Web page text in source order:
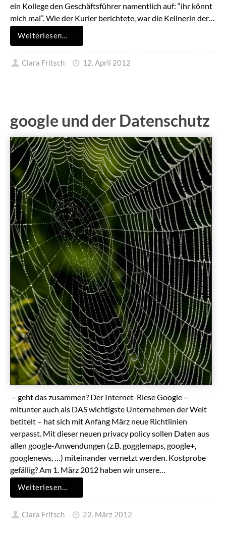
ein Kollege den Geschäftsführer namentlich auf: “ihr könnt
mich mal”. Wie der Kurier berichtete, war die Kellnerin der…
Weiterlesen…
Clara Fritsch 12. April 2012
google und der Datenschutz
– geht das zusammen? Der Internet-Riese Google –
mitunter auch als DAS wichtigste Unternehmen der Welt
betitelt – hat sich mit Anfang März neue Richtlinien
verpasst. Mit dieser neuen privacy policy sollen Daten aus
allen google-Anwendungen (z.B. gogglemaps, google+,
googlenews, …) miteinander vernetzt werden. Kostprobe
gefällig? Am 1. März 2012 haben wir unsere…
Weiterlesen…
Clara Fritsch 22. März 2012